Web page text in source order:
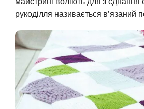
рукоділля називається в’язаний